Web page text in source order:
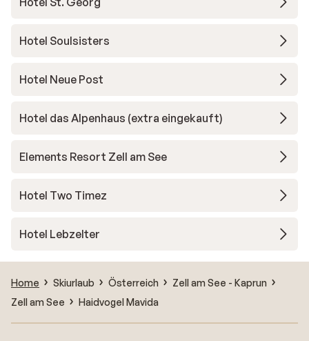
Hotel Soulsisters
Hotel Neue Post
Hotel das Alpenhaus (extra eingekauft)
Elements Resort Zell am See
Hotel Two Timez
Hotel Lebzelter
Home Skiurlaub Österreich
Zell am See - Kaprun
Zell am See
Haidvogel Mavida